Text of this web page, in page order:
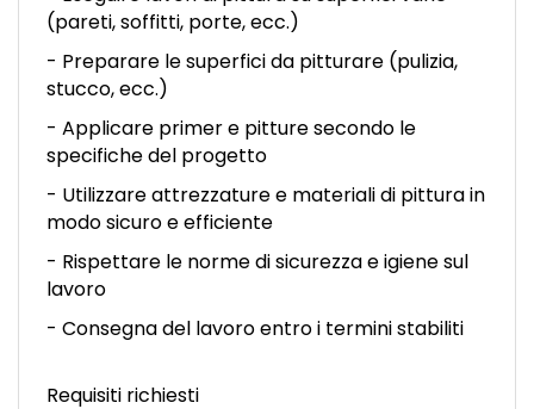
DE
ES
PT
(pareti, soffitti, porte, ecc.)
- Preparare le superfici da pitturare (pulizia,
stucco, ecc.)
- Applicare primer e pitture secondo le
specifiche del progetto
- Utilizzare attrezzature e materiali di pittura in
modo sicuro e efficiente
- Rispettare le norme di sicurezza e igiene sul
lavoro
- Consegna del lavoro entro i termini stabiliti
Requisiti richiesti